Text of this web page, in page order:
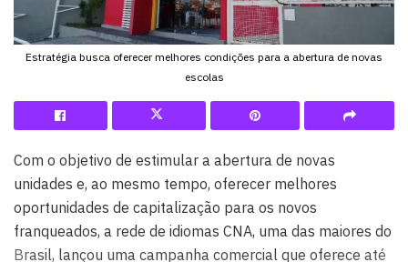
Estratégia busca oferecer melhores condições para a abertura de novas
escolas
Com o objetivo de estimular a abertura de novas
unidades e, ao mesmo tempo, oferecer melhores
oportunidades de capitalização para os novos
franqueados, a rede de idiomas CNA, uma das maiores do
Brasil, lançou uma campanha comercial que oferece até